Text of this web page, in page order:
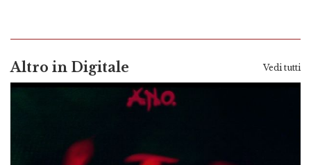
Altro in Digitale Vedi tutti